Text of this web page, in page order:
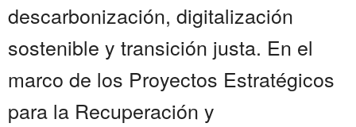
descarbonización, digitalización
sostenible y transición justa. En el
marco de los Proyectos Estratégicos
para la Recuperación y